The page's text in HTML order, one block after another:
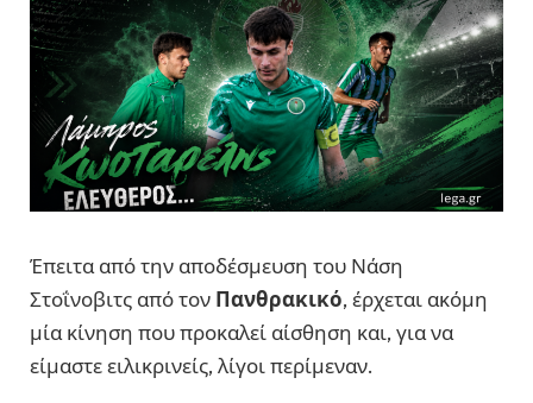
Έπειτα από την αποδέσμευση του Νάση
Στοΐνοβιτς από τον Πανθρακικό, έρχεται ακόμη
μία κίνηση που προκαλεί αίσθηση και, για να
είμαστε ειλικρινείς, λίγοι περίμεναν.